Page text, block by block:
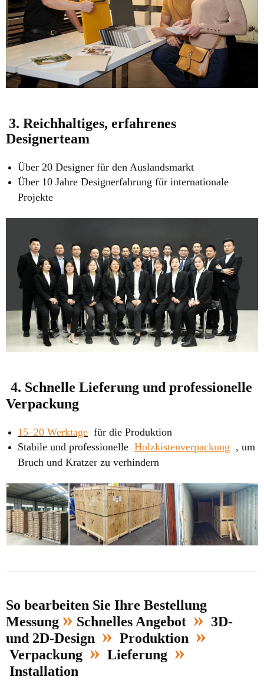
3. Reichhaltiges, erfahrenes
Designerteam
Über 20 Designer für den Auslandsmarkt
Über 10 Jahre Designerfahrung für internationale
Projekte
4. Schnelle Lieferung und professionelle
Verpackung
15–20 Werktage für die Produktion
Stabile und professionelle Holzkistenverpackung , um
Bruch und Kratzer zu verhindern
So bearbeiten Sie Ihre Bestellung
Messung » Schnelles Angebot » 3D-
und 2D-Design » Produktion »
Verpackung » Lieferung »
Installation